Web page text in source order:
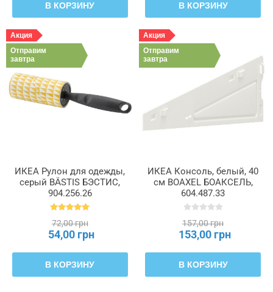
В КОРЗИНУ В КОРЗИНУ
Акция
Отправим
завтра
ИКЕА Рулон для одежды,
серый BÄSTIS БЭСТИС,
904.256.26
72,00 грн
54,00 грн
В КОРЗИНУ
Акция
Отправим
завтра
ИКЕА Консоль, белый, 40
см BOAXEL БОАКСЕЛЬ,
604.487.33
157,00 грн
153,00 грн
В КОРЗИНУ